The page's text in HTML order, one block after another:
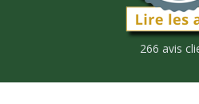
266 avis